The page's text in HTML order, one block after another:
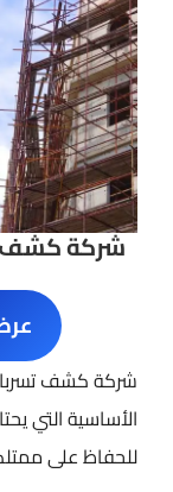
شركة كشف
شركة كشف
الأساسية التي
للحفاظ على